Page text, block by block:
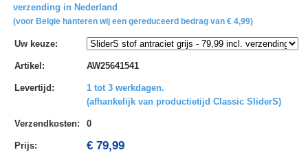
verzending in Nederland
(voor Belgie hanteren wij een gereduceerd bedrag van € 4,99)
Uw keuze:
Artikel : AW25641541
Levertijd :
1 tot 3 werkdagen.
(afhankelijk van productietijd Classic SliderS)
Verzendkosten: 0
Prijs: € 79,99